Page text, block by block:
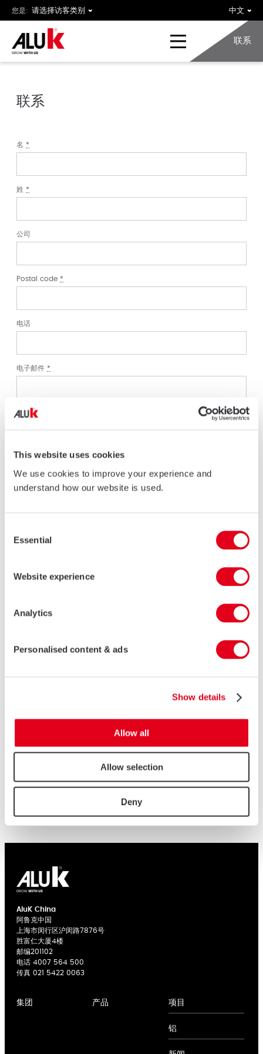
This website uses cookies
We use cookies to improve your experience and
understand how our website is used.
Selection
Essential
Website experience
Analytics
Personalised content & ads
Show details
Allow all
Allow selection
Deny
您是:
联系
联系
名 *
姓 *
公司
Postal code *
电话
电子邮件 *
Enquiry
评论/留言*
* 必填项
Minhang District
AluK China
阿鲁克中国
上海市闵行区沪闵路7876号
胜富仁大厦4楼
邮编201102
电话 4007 564 500
传真 021 5422 0063
集团 产品 项目
铝